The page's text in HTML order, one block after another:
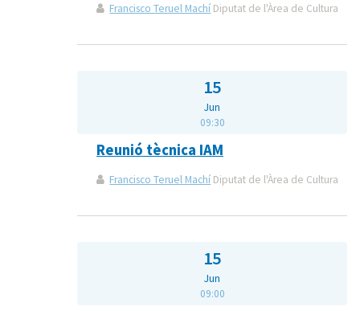
Francisco Teruel Machí Diputat de l'Àrea de Cultura
15
Jun
09:30
Reunió tècnica IAM
Francisco Teruel Machí Diputat de l'Àrea de Cultura
15
Jun
09:00